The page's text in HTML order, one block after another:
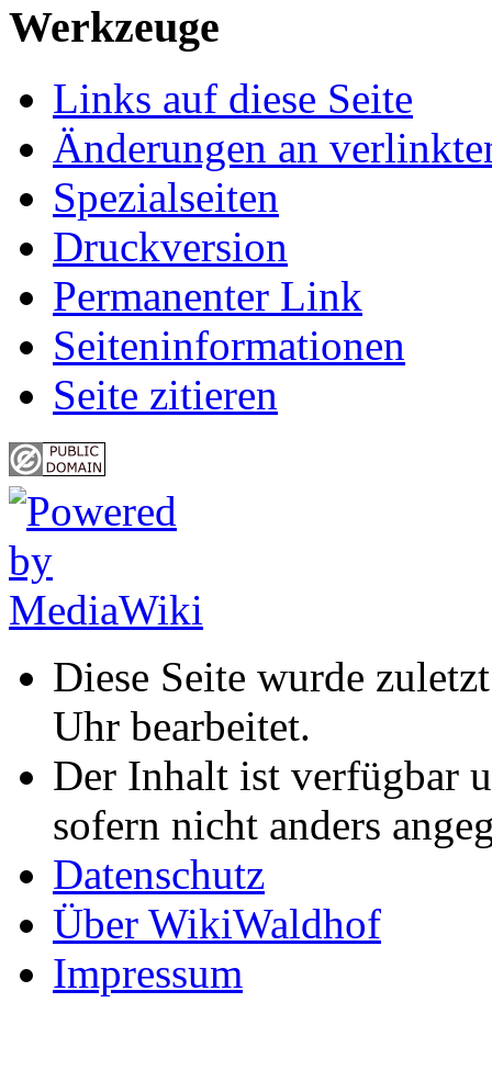
Werkzeuge
Links auf diese Seite
Änderungen an
Spezialseiten
Druckversion
Permanenter Link
Seiten­informationen
Seite zitieren
Diese Seite wurde
Uhr bearbeitet.
Der Inhalt ist verfügbar
sofern nicht anders
Datenschutz
Über WikiWaldhof
Impressum